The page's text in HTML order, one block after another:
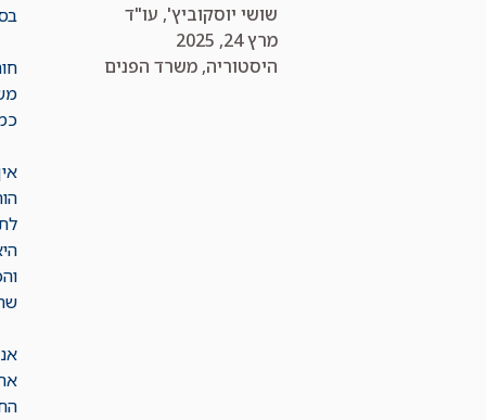
שושי יוסקוביץ', עו"ד
מרץ 24, 2025
קטגוריות
היסטוריה, משרד הפנים
שהיו